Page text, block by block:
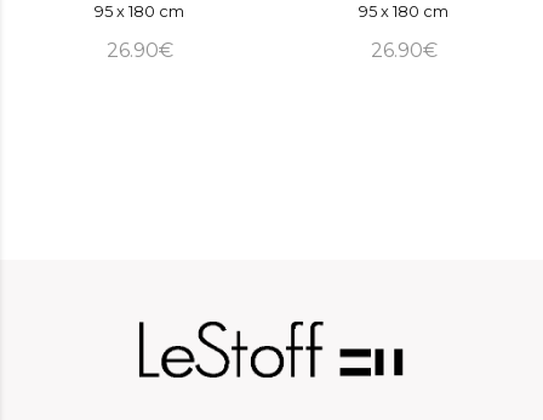
95 x 180 cm
26.90€
95 x 180 cm
26.90€